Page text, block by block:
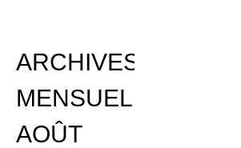
ARCHIVES
MENSUELLES:
AOÛT